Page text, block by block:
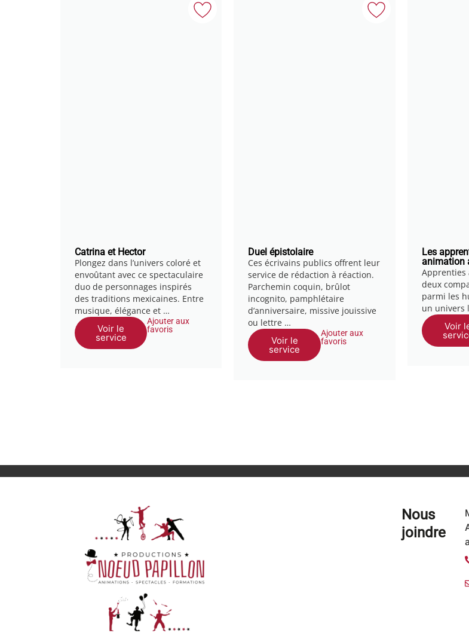
Catrina et Hector
Plongez dans l’univers coloré et
envoûtant avec ce spectaculaire
duo de personnages inspirés
des traditions mexicaines. Entre
musique, élégance et …
Voir le
service
Ajouter aux
favoris
Duel épistolaire
Ces écrivains publics offrent leur
service de rédaction à réaction.
Parchemin coquin, brûlot
incognito, pamphlétaire
d’anniversaire, missive jouissive
ou lettre …
Voir le
service
Ajouter aux
favoris
Les
animation
Apprenties
deux
parmi les
un univers
Voir
Nous
joindre